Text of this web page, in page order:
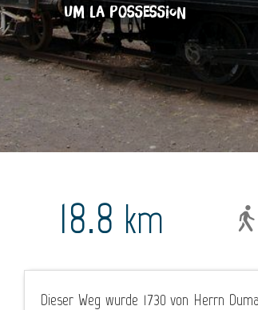
UM LA POSSESSION
18.8 km
Dieser Weg wurde 1730 von Herrn